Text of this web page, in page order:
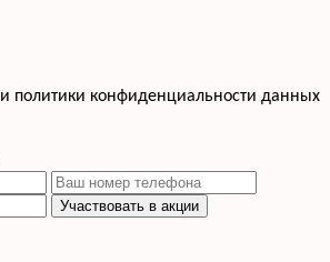
политики конфиденциальности данных
Участвовать в акции